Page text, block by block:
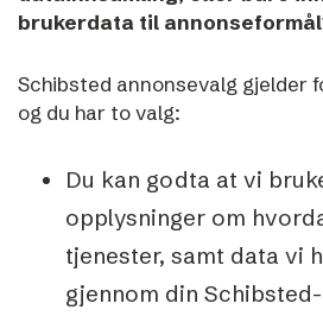
brukerdata til
Schibsted annonsevalg gjelder
og du har to valg:
Du kan godta at vi
opplysninger om
tjenester, samt data vi
gjennom din